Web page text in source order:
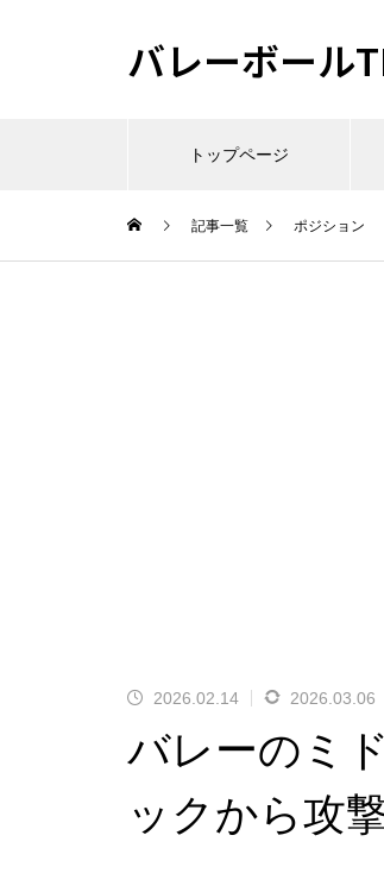
バレーボール
トップページ
記事一覧 ポジション
2026.02.14 2026.03.06
バレーのミ
ックから攻